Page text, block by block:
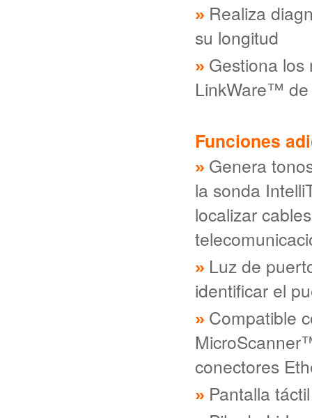
Realiza
su longitud
Gestiona los
LinkWare™
Funciones
Genera
la sonda
localizar
Luz de
identificar el
Compatible
conectores
Pantalla